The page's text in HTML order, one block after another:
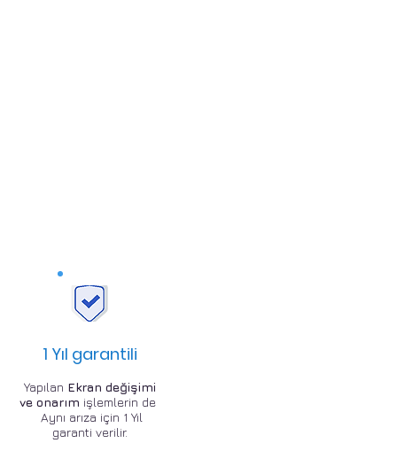
1 Yıl garantili
Yapılan Ekran değişimi
ve onarım işlemlerin de
Aynı arıza için 1 Yıl
garanti verilir.